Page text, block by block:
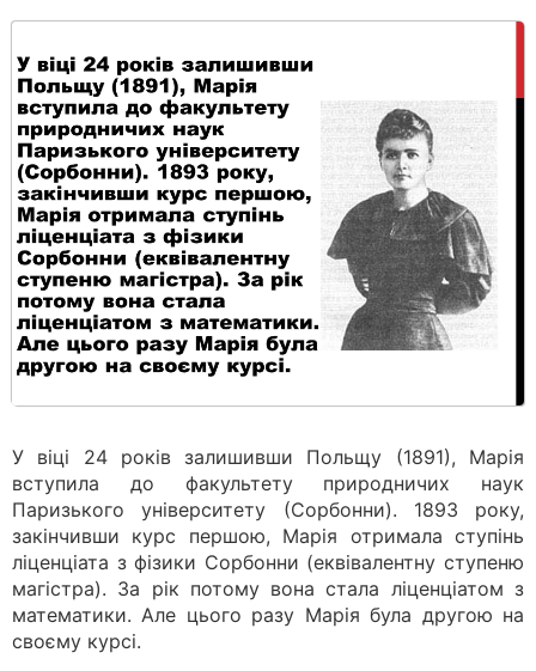
У віці 24 років залишивши Польщу (1891), Марія
вступила до факультету природничих наук
Паризького університету (Сорбонни). 1893 року,
закінчивши курс першою, Марія отримала ступінь
ліценціата з фізики Сорбонни (еквівалентну ступеню
магістра). За рік потому вона стала ліценціатом з
математики. Але цього разу Марія була другою на
своєму курсі.